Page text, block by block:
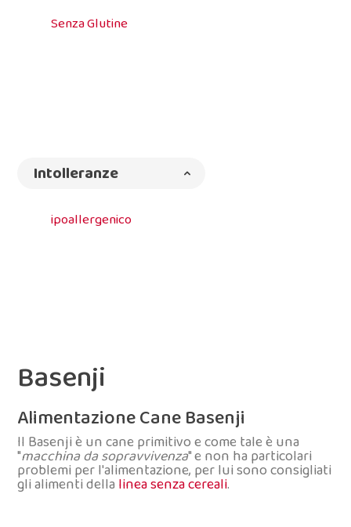
Senza Glutine
Intolleranze
ipoallergenico
Basenji
Alimentazione Cane Basenji
Il Basenji è un cane primitivo e come tale è una
"macchina da sopravvivenza" e non ha particolari
problemi per l'alimentazione, per lui sono consigliati
gli alimenti della linea senza cereali.